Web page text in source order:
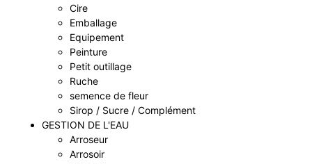
Cire
Emballage
Equipement
Peinture
Petit outillage
Ruche
semence de fleur
Sirop / Sucre / Complément
GESTION DE L'EAU
Arroseur
Arrosoir